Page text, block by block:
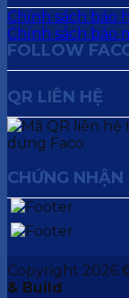
Chính sách bảo
Chính sách bảo
FOLLOW
QR LIÊN HỆ
CHỨNG NHẬN
Copyright 2026
& Build